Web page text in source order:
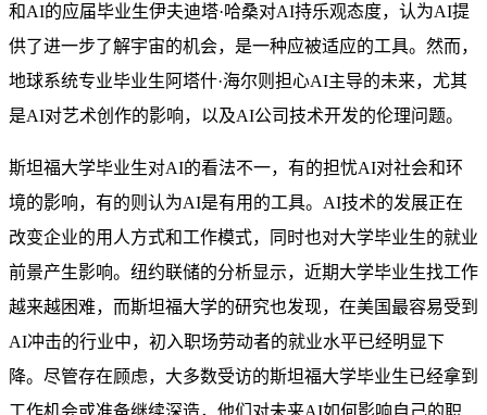
和AI的应届毕业生伊夫迪塔·哈桑对AI持乐观态度，认为AI提
供了进一步了解宇宙的机会，是一种应被适应的工具。然而，
地球系统专业毕业生阿塔什·海尔则担心AI主导的未来，尤其
是AI对艺术创作的影响，以及AI公司技术开发的伦理问题。
斯坦福大学毕业生对AI的看法不一，有的担忧AI对社会和环
境的影响，有的则认为AI是有用的工具。AI技术的发展正在
改变企业的用人方式和工作模式，同时也对大学毕业生的就业
前景产生影响。纽约联储的分析显示，近期大学毕业生找工作
越来越困难，而斯坦福大学的研究也发现，在美国最容易受到
AI冲击的行业中，初入职场劳动者的就业水平已经明显下
降。尽管存在顾虑，大多数受访的斯坦福大学毕业生已经拿到
工作机会或准备继续深造，他们对未来AI如何影响自己的职